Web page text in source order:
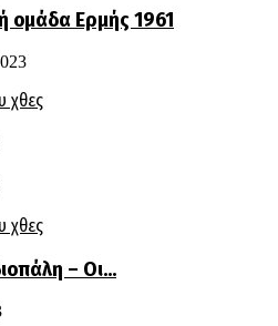
ομάδα Ερμής 1961
χθες
χθες
– Οι…